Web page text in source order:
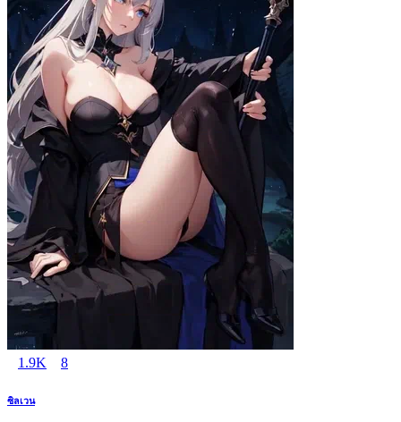
1.9K 8
ซิลเวน